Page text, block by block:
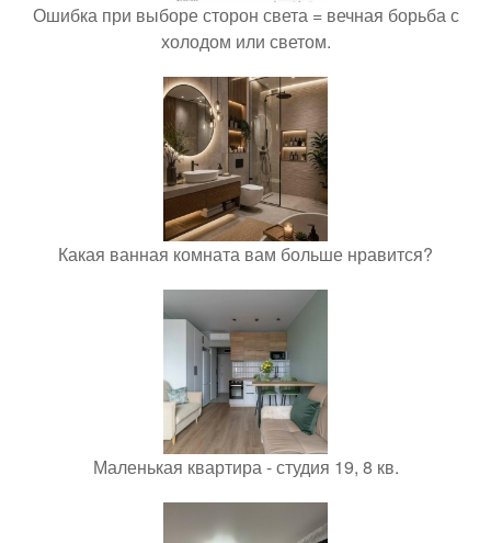
Ошибка при выборе сторон света = вечная борьба с
холодом или светом.
Какая ванная комната вам больше нравится?
Маленькая квартира - студия 19, 8 кв.